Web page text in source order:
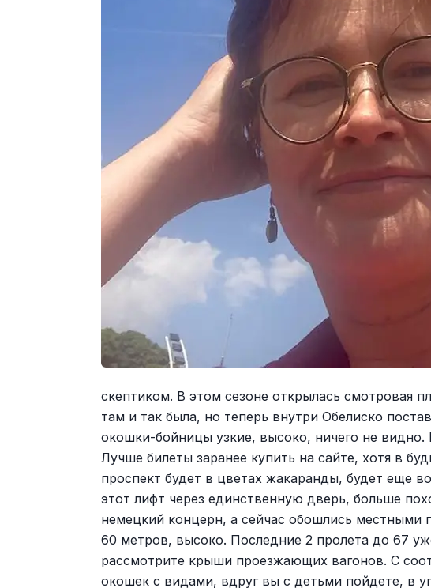
скептиком. В этом сезоне открылась смотровая
там и так была, но теперь внутри Обелиско
окошки-бойницы узкие, высоко, ничего не видно.
Лучше билеты заранее купить на сайте, хотя в
проспект будет в цветах жакаранды, будет еще
этот лифт через единственную дверь, больше
немецкий концерн, а сейчас обошлись местными
60 метров, высоко. Последние 2 пролета до 67
рассмотрите крыши проезжающих вагонов. С
окошек с видами, вдруг вы с детьми пойдете, в